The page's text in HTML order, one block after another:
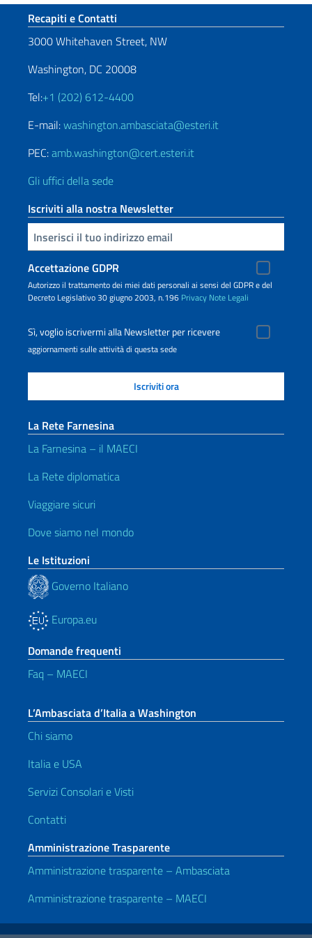
Sezione footer
Recapiti e Contatti
3000 Whitehaven Street, NW
Washington, DC 20008
Tel:+1 (202) 612-4400
E-mail:washington.ambasciata@esteri.it
PEC:amb.washington@cert.esteri.it
Gli uffici della sede
Iscriviti alla nostra Newsletter
Inserisci la tua email
Accettazione GDPR
Autorizzo il trattamento dei miei dati personali ai sensi del GDPR e del
Decreto Legislativo 30 giugno 2003, n.196 Privacy Note Legali
Sì, voglio iscrivermi alla Newsletter per ricevere
aggiornamenti sulle attività di questa sede
La Rete Farnesina
La Farnesina – il MAECI
La Rete diplomatica
Viaggiare sicuri
Dove siamo nel mondo
Le Istituzioni
Governo Italiano
Europa.eu
Domande frequenti
Faq – MAECI
L’Ambasciata d’Italia a Washington
Chi siamo
Italia e USA
Servizi Consolari e Visti
Contatti
Amministrazione Trasparente
Amministrazione trasparente – Ambasciata
Amministrazione trasparente – MAECI